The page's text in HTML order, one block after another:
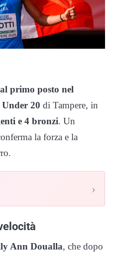
al primo posto nel
20 di Tampere, in
e 4 bronzi. Un
la forza e la
›
Ann Doualla, che dopo